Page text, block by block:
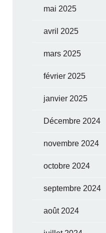
mai 2025
avril 2025
mars 2025
février 2025
janvier 2025
Décembre 2024
novembre 2024
octobre 2024
septembre 2024
août 2024